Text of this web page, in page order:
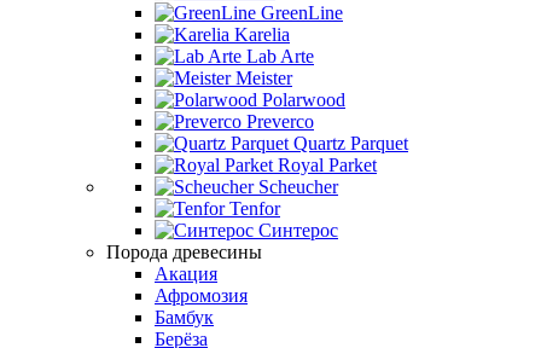
GreenLine
Karelia
Lab Arte
Meister
Polarwood
Preverco
Quartz Parquet
Royal Parket
Scheucher
Tenfor
Синтерос
Порода древесины
Акация
Афромозия
Бамбук
Берёза